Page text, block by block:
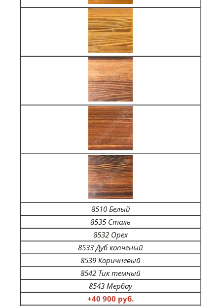
8510 Белый
8535 Сталь
8532 Орех
8533 Дуб копченый
8539 Коричневый
8542 Тик темный
8543 Мербау
+40 900 руб.